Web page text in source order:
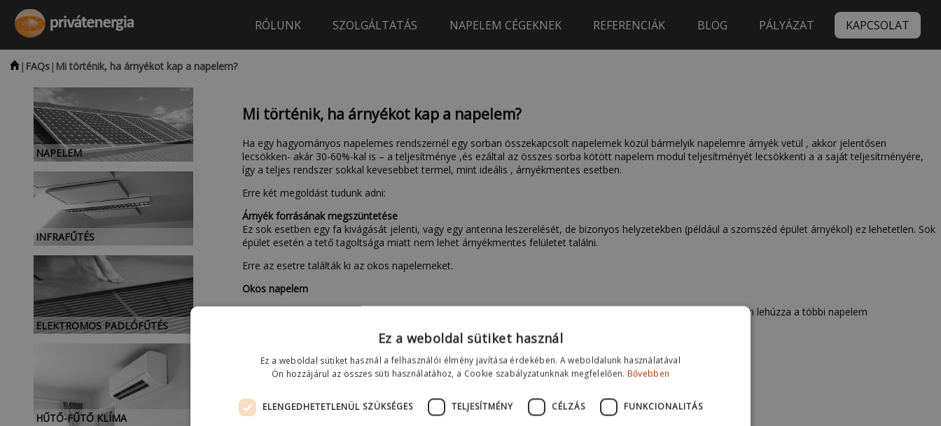
RÓLUNK SZOLGÁLTATÁS NAPELEM CÉGEKNEK REFERENCIÁK BLOG PÁLYÁZAT KAPCSOLAT
| FAQs | Mi történik, ha árnyékot kap a napelem?
Mi történik, ha árnyékot kap a napelem?
Ha egy hagyományos napelemes rendszernél egy sorban összekapcsolt napelemek közül bármelyik napelemre árnyék vetül , akkor jelentősen
lecsökken- akár 30-60%-kal is – a teljesítménye ,és ezáltal az összes sorba kötött napelem modul teljesítményét lecsökkenti a a saját teljesítményére,
így a teljes rendszer sokkal kevesebbet termel, mint ideális , árnyékmentes esetben.
Erre két megoldást tudunk adni:
Árnyék forrásának megszüntetése
Ez sok esetben egy fa kivágását jelenti, vagy egy antenna leszerelését, de bizonyos helyzetekben (például a szomszéd épület árnyékol) ez lehetetlen. Sok
épület esetén a tető tagoltsága miatt nem lehet árnyékmentes felületet találni.
Erre az esetre találták ki az okos napelemeket.
Okos napelem
Az okos napelemek használata esetén az optimalizáló elektronika megakadályozza, hogy a beárnyékolt napelem lehúzza a többi napelem
NAPELEM
INFRAFŰTÉS
ELEKTROMOS PADLÓFŰTÉS
HŰTŐ-FŰTŐ KLÍMA
Ez a weboldal sütiket használ
Ez a weboldal sütiket használ a felhasználói élmény javítása érdekében. A weboldalunk használatával
Ön hozzájárul az összes süti használatához, a Cookie szabályzatunknak megfelelően. Bővebben
ELENGEDHETETLENÜL SZÜKSÉGES TELJESÍTMÉNY CÉLZÁS FUNKCIONALITÁS